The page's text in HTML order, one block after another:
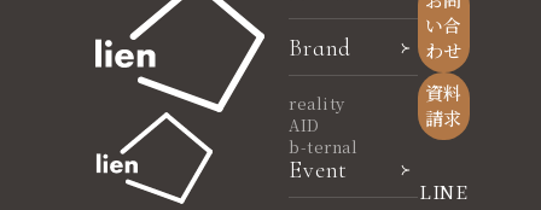
Brand
reality
AID
b-ternal
Event
い合
わせ
資料
請求
LINE